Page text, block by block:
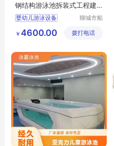
钢结构游泳池拆装式工程建
造水循环过滤
婴幼儿游泳设备
婴幼儿水育早教设备
聊城市船
乐设备有
￥ 4600.00 拨打电话